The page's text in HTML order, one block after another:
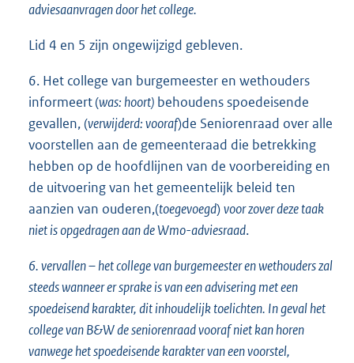
adviesaanvragen door het college.
Lid 4 en 5 zijn ongewijzigd gebleven.
6. Het college van burgemeester en wethouders
informeert (was: hoort) behoudens spoedeisende
gevallen, (verwijderd: vooraf)de Seniorenraad over alle
voorstellen aan de gemeenteraad die betrekking
hebben op de hoofdlijnen van de voorbereiding en
de uitvoering van het gemeentelijk beleid ten
aanzien van ouderen,(toegevoegd)voor zover deze taak
niet is opgedragen aan de Wmo-adviesraad.
6. vervallen – het college van burgemeester en wethouders zal
steeds wanneer er sprake is van een advisering met een
spoedeisend karakter, dit inhoudelijk toelichten. In geval het
college van B&W de seniorenraad vooraf niet kan horen
vanwege het spoedeisende karakter van een voorstel,